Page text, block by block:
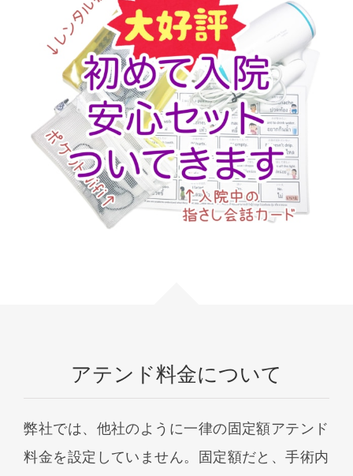
アテンド料金について
弊社では、他社のように一律の固定額アテンド
料金を設定していません。固定額だと、手術内